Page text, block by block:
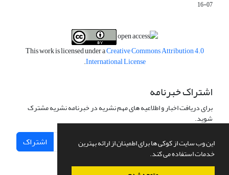
این وب سایت از کوکی ها برای اطمینان از ارائه بهترین
خدمات استفاده می کند.
07-16
This work is licensed under aCreative Commons Attribution 4.0
International License
.
اشتراک خبرنامه
برای دریافت اخبار و اطلاعیه های مهم نشریه در خبرنامه نشریه مشترک
شوید.
اشتراک